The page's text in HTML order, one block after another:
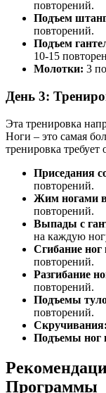
повторений.
Подъем
повторений.
Подъем
10-15
Молотки: 3
День 3:
Эта тренировка
Ноги – это самая
тренировка
Приседания
повторений.
Жим ногами
повторений.
Выпады с
на каждую
Сгибание ног
повторений.
Разгибание
повторений.
Подъемы
повторений.
Скручивания:
Подъемы ног
Программы